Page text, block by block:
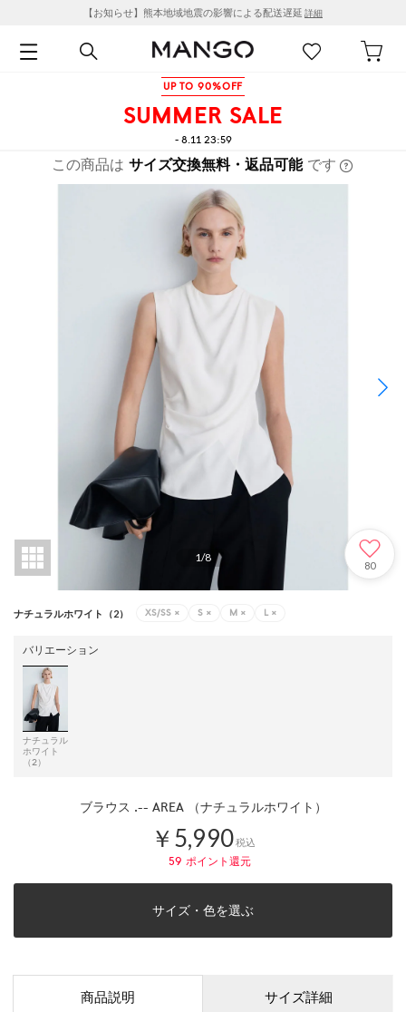
【お知らせ】熊本地域地震の影響による配送遅延 詳細
UP TO 90%OFF
SUMMER SALE
- 8.11 23:59
この商品は サイズ交換無料・返品可能 です
1/8
80
ナチュラルホワイト（2） XS/SS × S × M × L ×
バリエーション
ナチュラル
ホワイト
（2）
ブラウス .-- AREA （ナチュラルホワイト）
￥5,990税込
59 ポイント還元
サイズ・色を選ぶ
商品説明 サイズ詳細